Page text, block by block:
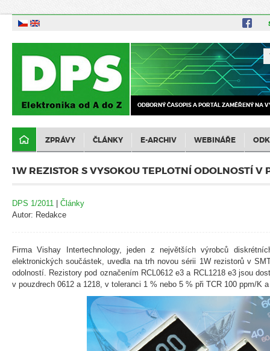
ODBORNÝ ČASOPIS A PORTÁL ZAMĚŘENÝ NA
ZPRÁVY ČLÁNKY E-ARCHIV WEBINÁŘE
1W REZISTOR S VYSOKOU TEPLOTNÍ ODOLNOSTÍ V
DPS 1/2011 | Články
Autor: Redakce
Firma Vishay Intertechnology, jeden z největších výrobců
elektronických součástek, uvedla na trh novou sérii 1W rezistorů v
odolností. Rezistory pod označením RCL0612 e3 a RCL1218 e3 jsou
v pouzdrech 0612 a 1218, v toleranci 1 % nebo 5 % při TCR 100 ppm/K